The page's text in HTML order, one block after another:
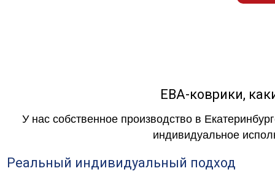
ЕВА-коврики,
У нас собственное производство в
индивидуальное
Реальный индивидуальный подход